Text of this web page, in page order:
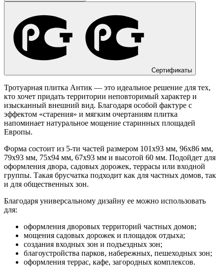
Сертификаты
Тротуарная плитка Антик — это идеальное решение для тех,
кто хочет придать территории неповторимый характер и
изысканный внешний вид. Благодаря особой фактуре с
эффектом «старения» и мягким очертаниям плитка
напоминает натуральное мощение старинных площадей
Европы.
Форма состоит из 5-ти частей размером 101х93 мм, 96х86 мм,
79х93 мм, 75х94 мм, 67х93 мм и высотой 60 мм. Подойдет для
оформления двора, садовых дорожек, террасы или входной
группы. Такая брусчатка подходит как для частных домов, так
и для общественных зон.
Благодаря универсальному дизайну ее можно использовать
для:
оформления дворовых территорий частных домов;
мощения садовых дорожек и площадок отдыха;
создания входных зон и подъездных зон;
благоустройства парков, набережных, пешеходных зон;
оформления террас, кафе, загородных комплексов.